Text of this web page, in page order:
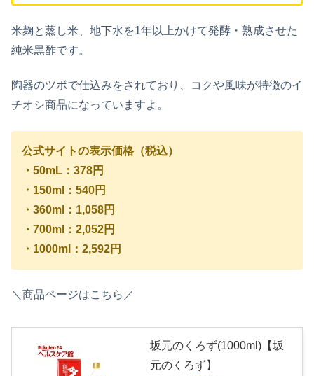
米麹と蒸し米、地下水を1年以上かけて発酵・熟成させた
純米黒酢です。
陶器のツボで仕込みをされており、コクや風味が特徴のイ
チオシ商品になっていますよ。
公式サイトの表示価格（税込）
・50mL：378円
・150ml：540円
・360ml：1,058円
・700ml：2,052円
・1000ml：2,592円
＼商品ページはこちら／
坂元のくろず(1000ml)【坂
元のくろず】